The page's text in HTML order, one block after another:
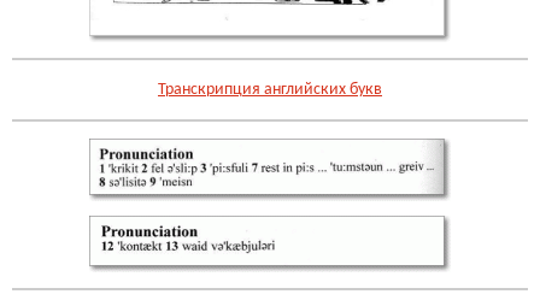
Транскрипция английских букв